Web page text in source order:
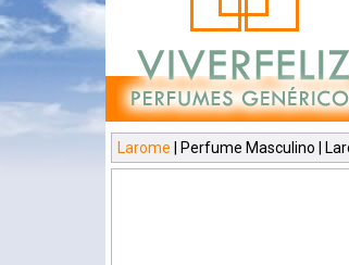
Larome | Perfume Masculino |